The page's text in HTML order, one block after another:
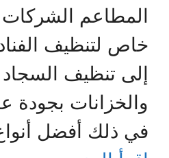
المطاعم
خاص لتنظيف
إلى تنظيف
والخزانات بجودة
في ذلك أفضل